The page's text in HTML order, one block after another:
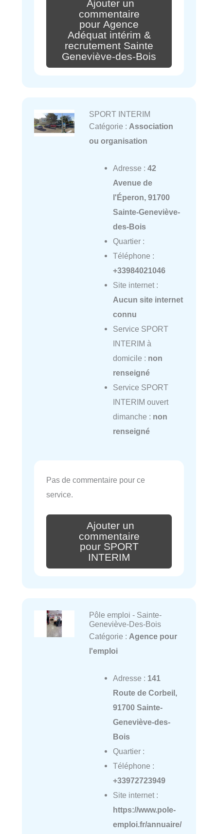
Ajouter un
commentaire
pour Agence
Adéquat intérim &
recrutement Sainte
Geneviève-des-Bois
SPORT INTERIM
Catégorie : Association
ou organisation
Adresse : 42
Avenue de
l'Éperon, 91700
Sainte-Geneviève-
des-Bois
Quartier :
Téléphone :
+33984021046
Site internet :
Aucun site internet
connu
Service SPORT
INTERIM à
domicile : non
renseigné
Service SPORT
INTERIM ouvert
dimanche : non
renseigné
Pas de commentaire pour ce
service.
Ajouter un
commentaire
pour SPORT
INTERIM
Pôle emploi - Sainte-
Geneviève-Des-Bois
Catégorie : Agence pour
l'emploi
Adresse : 141
Route de Corbeil,
91700 Sainte-
Geneviève-des-
Bois
Quartier :
Téléphone :
+33972723949
Site internet :
https://www.pole-
emploi.fr/annuaire/